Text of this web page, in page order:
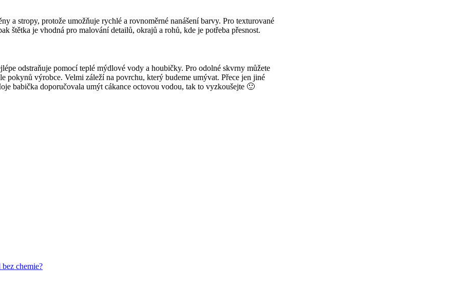
a stropy, protože umožňuje rychlé a rovnoměrné nanášení barvy. Pro texturované
štětka je vhodná pro malování detailů, okrajů a rohů, kde je potřeba přesnost.
odstraňuje pomocí teplé mýdlové vody a houbičky. Pro odolné skvrny můžete
pokynů výrobce. Velmi záleží na povrchu, který budeme umývat. Přece jen jiné
babička doporučovala umýt cákance octovou vodou, tak to vyzkoušejte 🙂
chemie?